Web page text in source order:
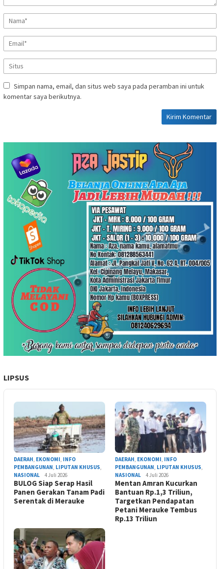
Simpan nama, email, dan situs web saya pada peramban ini untuk
komentar saya berikutnya.
LIPSUS
DAERAH, EKONOMI, INFO
PEMBANGUNAN, LIPUTAN KHUSUS,
NASIONAL
4 Juli 2026
BULOG Siap Serap Hasil
Panen Gerakan Tanam Padi
Serentak di Merauke
DAERAH, EKONOMI, INFO
PEMBANGUNAN, LIPUTAN KHUSUS,
NASIONAL
4 Juli 2026
Mentan Amran Kucurkan
Bantuan Rp.1,3 Triliun,
Targetkan Pendapatan
Petani Merauke Tembus
Rp.13 Triliun